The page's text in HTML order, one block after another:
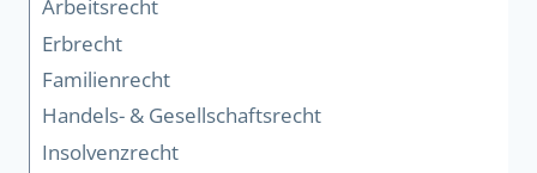
Arbeitsrecht
Erbrecht
Familienrecht
Handels- & Gesellschaftsrecht
Insolvenzrecht